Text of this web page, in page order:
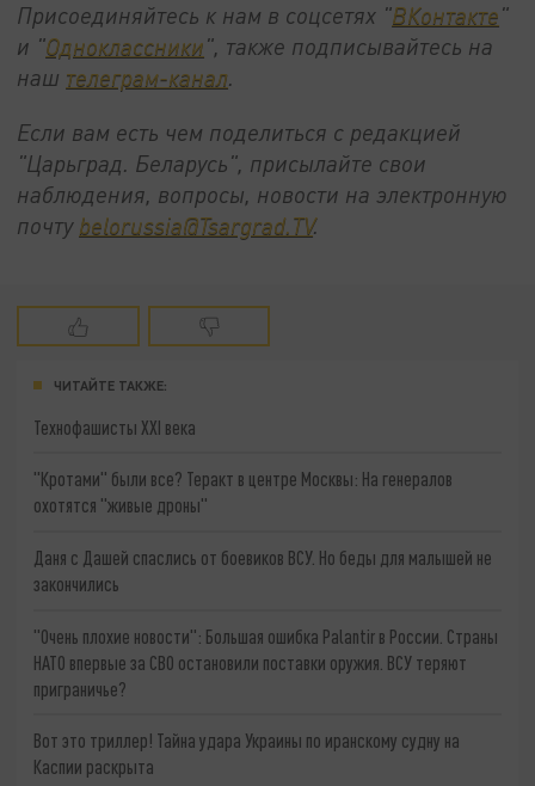
Присоединяйтесь к нам в соцсетях "ВКонтакте"
и "Одноклассники", также подписывайтесь на
наш телеграм-канал.
Если вам есть чем поделиться с редакцией
"Царьград. Беларусь", присылайте свои
наблюдения, вопросы, новости на электронную
почту belorussia@Tsargrad.TV.
ЧИТАЙТЕ ТАКЖЕ:
Технофашисты XXI века
"Кротами" были все? Теракт в центре Москвы: На генералов
охотятся "живые дроны"
Даня с Дашей спаслись от боевиков ВСУ. Но беды для малышей не
закончились
"Очень плохие новости": Большая ошибка Palantir в России. Страны
НАТО впервые за СВО остановили поставки оружия. ВСУ теряют
приграничье?
Вот это триллер! Тайна удара Украины по иранскому судну на
Каспии раскрыта